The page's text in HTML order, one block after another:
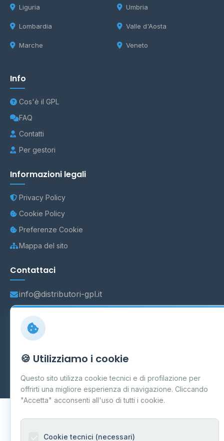
Liguria
Lombardia
Marche
Umbria
Valle d'Aosta
Veneto
Info
Cos'è il GPL
FAQ
Contatti
Per gestori
Informazioni legali
Privacy Policy
Cookie Policy
Preferenze Cookie
Mappa del sito
Contattaci
info@distributori-gpl.it
Carpi P.IVA 03859300364
Aggiornamento quotidiano
🍪 Utilizziamo i cookie
Questo sito utilizza cookie tecnici e di profilazione per
offrirti una migliore esperienza di navigazione. Cliccando
"Accetta" acconsenti all'uso di tutti i cookie.
Cookie tecnici (necessari)